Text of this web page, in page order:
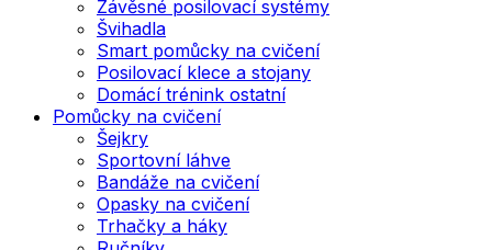
Závěsné posilovací systémy
Švihadla
Smart pomůcky na cvičení
Posilovací klece a stojany
Domácí trénink ostatní
Pomůcky na cvičení
Šejkry
Sportovní láhve
Bandáže na cvičení
Opasky na cvičení
Trhačky a háky